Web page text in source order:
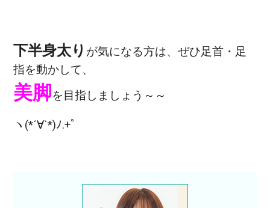
下半身太り が気になる方は、ぜひ足首・足
指を動かして、
美脚を目指しましょう～～
ヽ(*´∀`*)ﾉ.+ﾟ